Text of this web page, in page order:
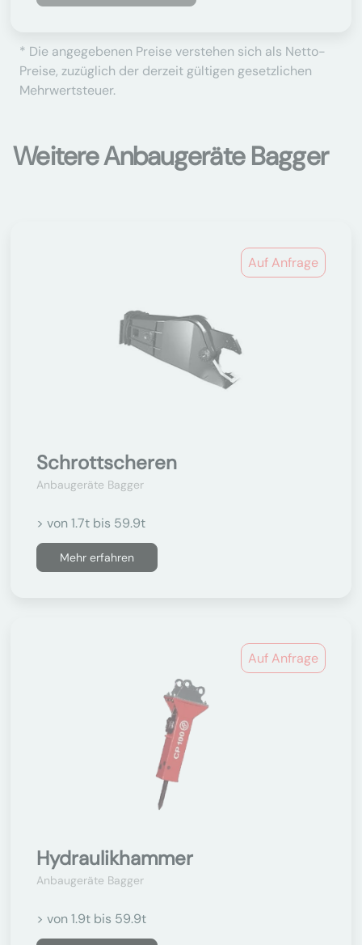
* Die angegebenen Preise verstehen sich als Netto-
Preise, zuzüglich der derzeit gültigen gesetzlichen
Mehrwertsteuer.
Weitere Anbaugeräte Bagger
Auf Anfrage
Schrottscheren
Anbaugeräte Bagger
> von 1.7t bis 59.9t
Mehr erfahren
Auf Anfrage
Hydraulikhammer
Anbaugeräte Bagger
> von 1.9t bis 59.9t